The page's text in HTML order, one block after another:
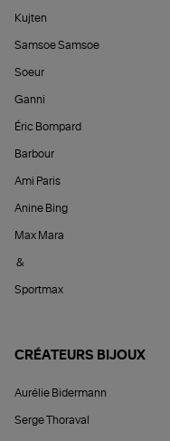
Kujten
Samsoe Samsoe
Soeur
Ganni
Éric Bompard
Barbour
Ami Paris
Anine Bing
Max Mara
&
Sportmax
CRÉATEURS BIJOUX
Aurélie Bidermann
Serge Thoraval